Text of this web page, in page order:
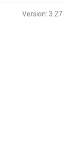
Version: 3.27